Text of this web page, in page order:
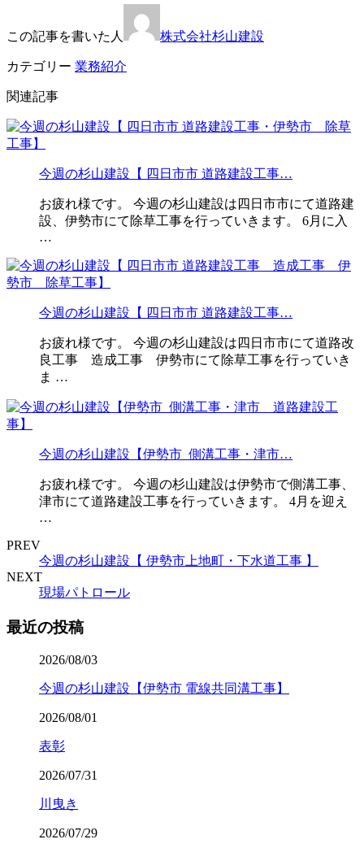
この記事を書いた人 株式会社杉山建設
カテゴリー 業務紹介
関連記事
今週の杉山建設【 四日市市 道路建設工事…
お疲れ様です。 今週の杉山建設は四日市市にて道路建
設、伊勢市にて除草工事を行っていきます。 6月に入
…
今週の杉山建設【 四日市市 道路建設工事…
お疲れ様です。 今週の杉山建設は四日市市にて道路改
良工事 造成工事 伊勢市にて除草工事を行っていき
ま …
今週の杉山建設【伊勢市 側溝工事・津市…
お疲れ様です。 今週の杉山建設は伊勢市で側溝工事、
津市にて道路建設工事を行っていきます。 4月を迎え
…
PREV
今週の杉山建設【 伊勢市上地町・下水道工事 】
NEXT
現場パトロール
最近の投稿
2026/08/03
今週の杉山建設【伊勢市 電線共同溝工事】
2026/08/01
表彰
2026/07/31
川曳き
2026/07/29